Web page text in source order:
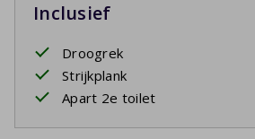
Inclusief
Droogrek
Strijkplank
Apart 2e toilet